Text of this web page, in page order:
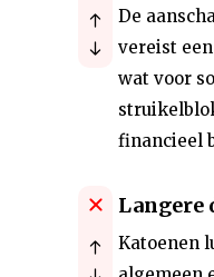
De
vereist
wat voor
financieel
Langere
Katoenen